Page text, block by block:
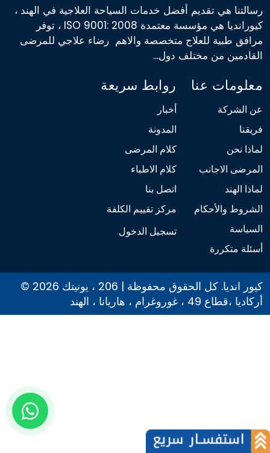
رسالتنا هي تقديم أفضل خدمات السياحة العلاجية في الهند ،
كيورانديا هي مؤسسة معتمدة ISO 9001: 2008 ، توفر
مرافق طبية للعلاج متخصصة والاهم رضاء علاجي للمرضى
القادمين من مختلف دول...
معلومات عنا
عن الشركة
فريقنا
لماذا نحن
المرضى الاجانب
لماذا الهند
الشروط والأحكام
السياسة
أسئلة متكررة
روابط سريعة
أخبار
المدونة
كلام المرضى
كلام الاطباء
اتصل بنا
مركز تقييم الكلفة
تسجيل الدخول
© 2026 كيور انديا. كل الحقوق محفوظة | 206 ، يونيتك
أركاديا ،قطاع 49 ، غوروغرام ، هاريانا ، الهند